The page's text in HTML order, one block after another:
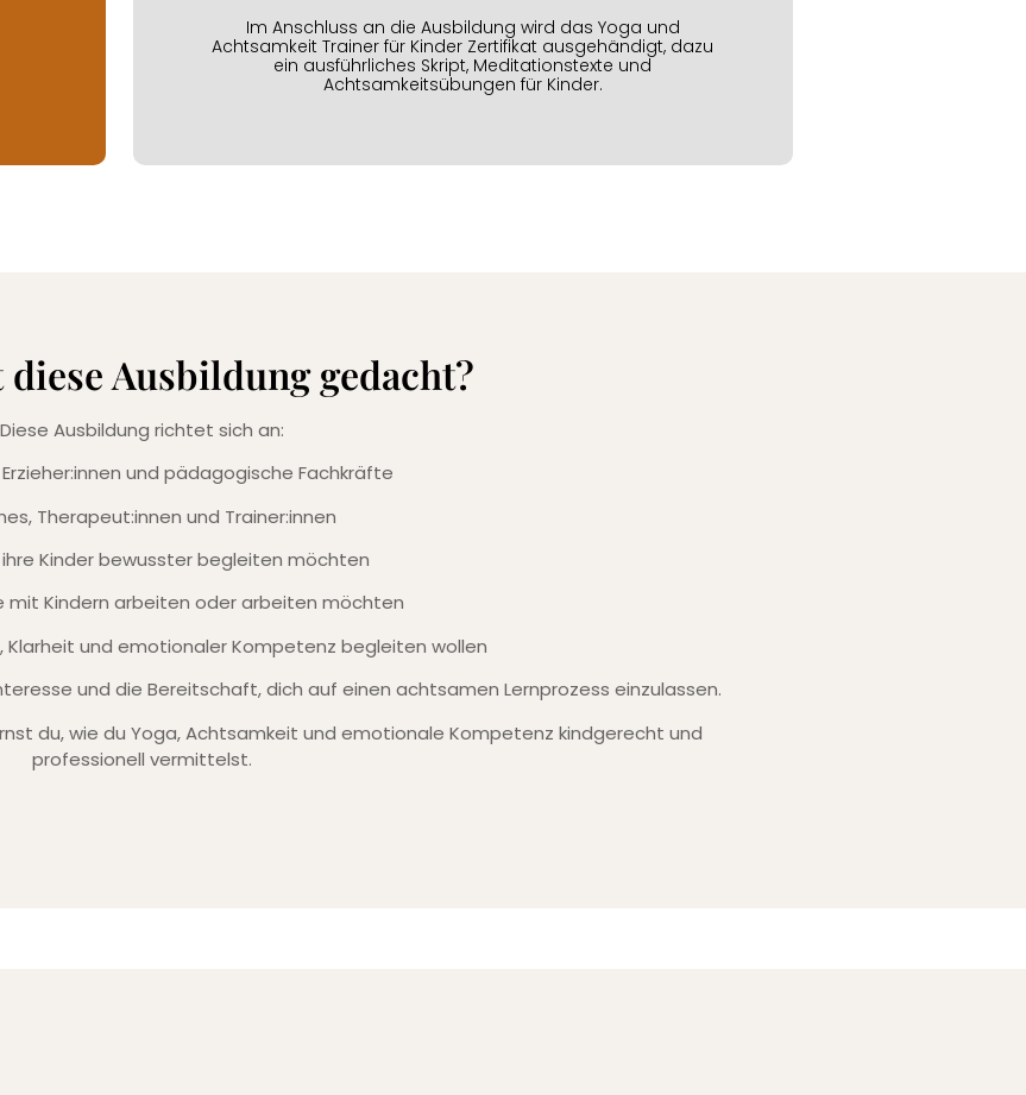
Im Anschluss an die Ausbildung wird das Yoga und
Achtsamkeit Trainer für Kinder Zertifikat ausgehändigt, dazu
ein ausführliches Skript, Meditationstexte und
Achtsamkeitsübungen für Kinder.
Ausbildung gedacht?
Diese Ausbildung richtet sich an:
Erzieher:innen und pädagogische Fachkräfte
Therapeut:innen und Trainer:innen
ihre Kinder bewusster begleiten möchten
mit Kindern arbeiten oder arbeiten möchten
Klarheit und emotionaler Kompetenz begleiten wollen
und die Bereitschaft, dich auf einen achtsamen Lernprozess einzulassen.
du, wie du Yoga, Achtsamkeit und emotionale Kompetenz kindgerecht und
professionell vermittelst.